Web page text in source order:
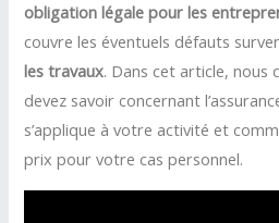
obligation légale pour les
couvre les éventuels défauts
les travaux. Dans cet article, nous
devez savoir concernant
s’applique à votre activité et
prix pour votre cas personnel.